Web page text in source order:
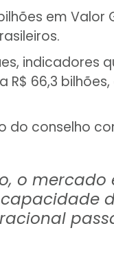
em
indicadores
R$ 66,3
conselho
o